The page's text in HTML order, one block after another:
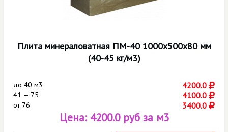
Плита минераловатная ПМ-40 1000х500х80 мм
(40-45 кг/м3)
до 40 м3 4200.0
41 — 75 4100.0
от76 3400.0
Цена: 4200.0 руб за м3